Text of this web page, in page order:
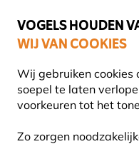
VOGELS HOUDEN
WIJ VAN COOKIES
Wij gebruiken cookies
soepel te laten
voorkeuren tot het
Zo zorgen
Gratis